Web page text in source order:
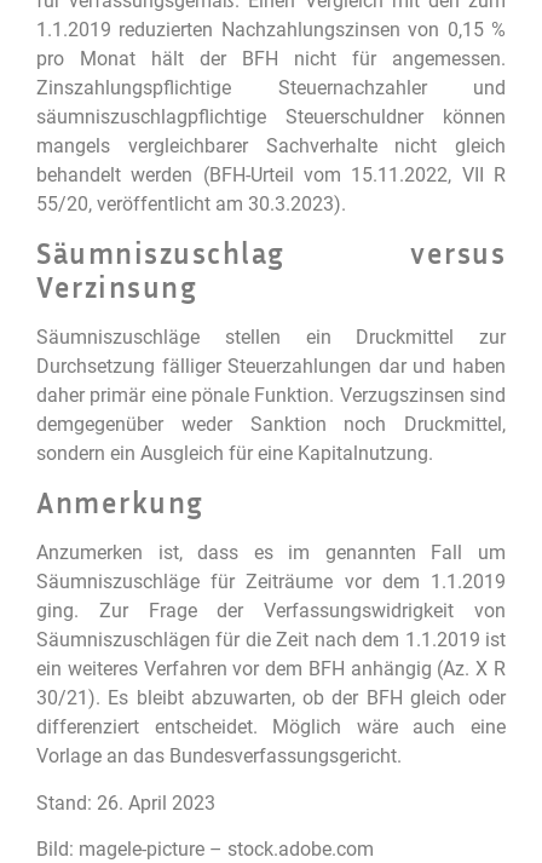
1.1.2019 reduzierten Nachzahlungszinsen von 0,15 %
pro Monat hält der BFH nicht für angemessen.
Zinszahlungspflichtige Steuernachzahler und
säumniszuschlagpflichtige Steuerschuldner können
mangels vergleichbarer Sachverhalte nicht gleich
behandelt werden (BFH-Urteil vom 15.11.2022, VII R
55/20, veröffentlicht am 30.3.2023).
Säumniszuschlag versus
Verzinsung
Säumniszuschläge stellen ein Druckmittel zur
Durchsetzung fälliger Steuerzahlungen dar und haben
daher primär eine pönale Funktion. Verzugszinsen sind
demgegenüber weder Sanktion noch Druckmittel,
sondern ein Ausgleich für eine Kapitalnutzung.
Anmerkung
Anzumerken ist, dass es im genannten Fall um
Säumniszuschläge für Zeiträume vor dem 1.1.2019
ging. Zur Frage der Verfassungswidrigkeit von
Säumniszuschlägen für die Zeit nach dem 1.1.2019 ist
ein weiteres Verfahren vor dem BFH anhängig (Az. X R
30/21). Es bleibt abzuwarten, ob der BFH gleich oder
differenziert entscheidet. Möglich wäre auch eine
Vorlage an das Bundesverfassungsgericht.
Stand: 26. April 2023
Bild: magele-picture – stock.adobe.com